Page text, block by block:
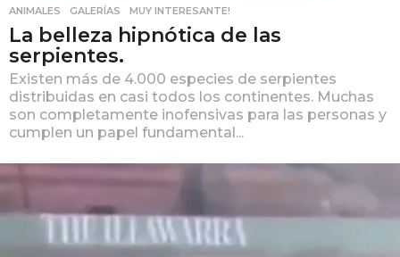
ANIMALES ,GALERÍAS ,MUY INTERESANTE!
La belleza hipnótica de las
serpientes.
Existen más de 4.000 especies de serpientes
distribuidas en casi todos los continentes. Muchas
son completamente inofensivas para las personas y
cumplen un papel fundamental...